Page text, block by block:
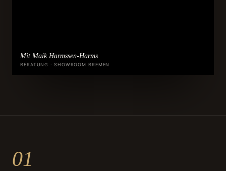
Mit Maik Harmssen-Harms
BERATUNG · SHOWROOM BREMEN
01